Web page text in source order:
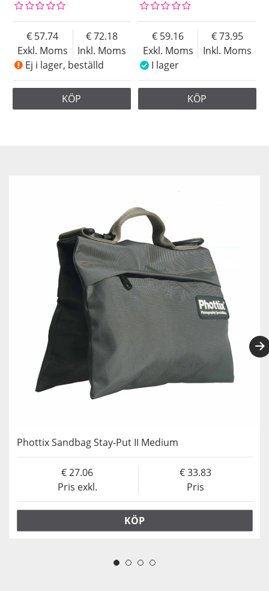
Exkl. Moms
57.74
Inkl. Moms
72.18
Ej i lager, beställd
KÖP
Exkl. Moms
59.16
Inkl. Moms
73.95
I lager
KÖP
Phottix Sandbag Stay-Put II Medium
Pris exkl.
27.06
Pris
33.83
KÖP